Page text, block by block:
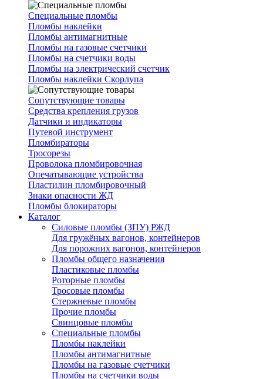
Специальные пломбы
Пломбы наклейки
Пломбы антимагнитные
Пломбы на газовые счетчики
Пломбы на счетчики воды
Пломбы на электрический счетчик
Пломбы наклейки Скорлупа
Сопутствующие товары
Средства крепления грузов
Датчики и индикаторы
Путевой инструмент
Пломбираторы
Тросорезы
Проволока пломбировочная
Опечатывающие устройства
Пластилин пломбировочный
Знаки опасности ЖД
Пломбы блокираторы
Каталог
Силовые пломбы (ЗПУ) РЖД
Для гружёных вагонов, контейнеров
Для порожних вагонов, контейнеров
Пломбы общего назначения
Пластиковые пломбы
Роторные пломбы
Тросовые пломбы
Стержневые пломбы
Прочие пломбы
Свинцовые пломбы
Специальные пломбы
Пломбы наклейки
Пломбы антимагнитные
Пломбы на газовые счетчики
Пломбы на счетчики воды